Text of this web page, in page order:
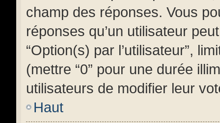
champ des réponses. Vous
réponses qu’un utilisateur
“Option(s) par l’utilisateur”,
(mettre “0” pour une durée
utilisateurs de modifier leur
Haut